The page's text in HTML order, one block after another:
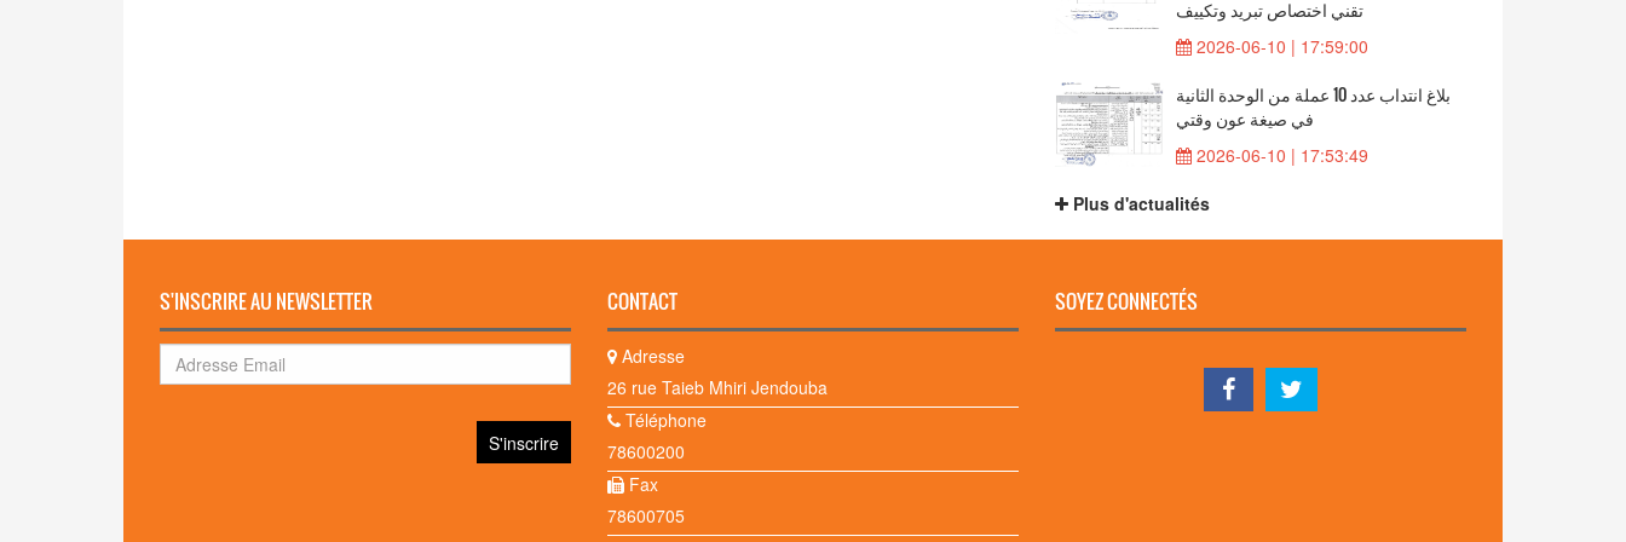
تقني اختصاص تبريد وتكييف
2026-06-10 | 17:59:00
بلاغ انتداب عدد 10 عملة من الوحدة الثانية
في صيغة عون وقتي
2026-06-10 | 17:53:49
Plus d'actualités
S'INSCRIRE AU NEWSLETTER CONTACT
Adresse
26 rue Taieb Mhiri Jendouba
Téléphone
78600200
Fax
78600705
SOYEZ CONNECTÉS